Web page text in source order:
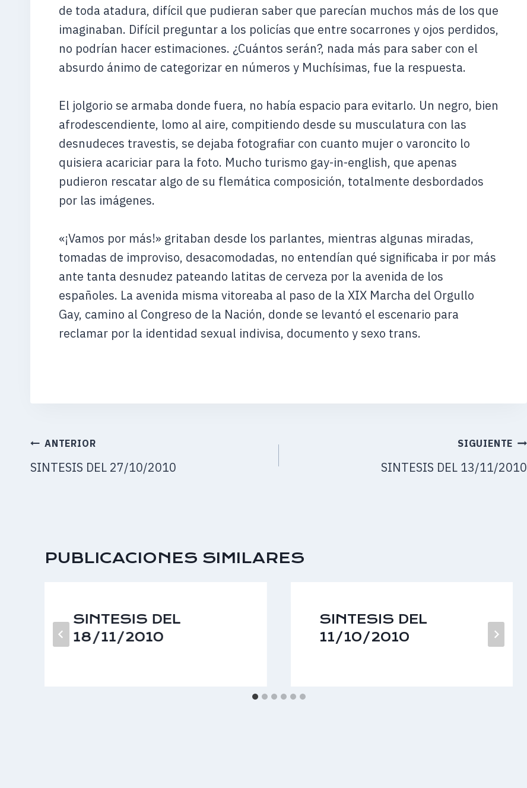
de toda atadura, difícil que pudieran saber que parecían muchos más de los que
imaginaban. Difícil preguntar a los policías que entre socarrones y ojos perdidos,
no podrían hacer estimaciones. ¿Cuántos serán?, nada más para saber con el
absurdo ánimo de categorizar en números y Muchísimas, fue la respuesta.
El jolgorio se armaba donde fuera, no había espacio para evitarlo. Un negro, bien
afrodescendiente, lomo al aire, compitiendo desde su musculatura con las
desnudeces travestis, se dejaba fotografiar con cuanto mujer o varoncito lo
quisiera acariciar para la foto. Mucho turismo gay-in-english, que apenas
pudieron rescatar algo de su flemática composición, totalmente desbordados
por las imágenes.
«¡Vamos por más!» gritaban desde los parlantes, mientras algunas miradas,
tomadas de improviso, desacomodadas, no entendían qué significaba ir por más
ante tanta desnudez pateando latitas de cerveza por la avenida de los
españoles. La avenida misma vitoreaba al paso de la XIX Marcha del Orgullo
Gay, camino al Congreso de la Nación, donde se levantó el escenario para
reclamar por la identidad sexual indivisa, documento y sexo trans.
NAVEGACIÓN
DE
ANTERIOR
SINTESIS DEL 27/10/2010
SIGUIENTE
SINTESIS DEL 13/11/2010
PUBLICACIONES SIMILARES
SINTESIS DEL
18/11/2010
SINTESIS DEL
11/10/2010